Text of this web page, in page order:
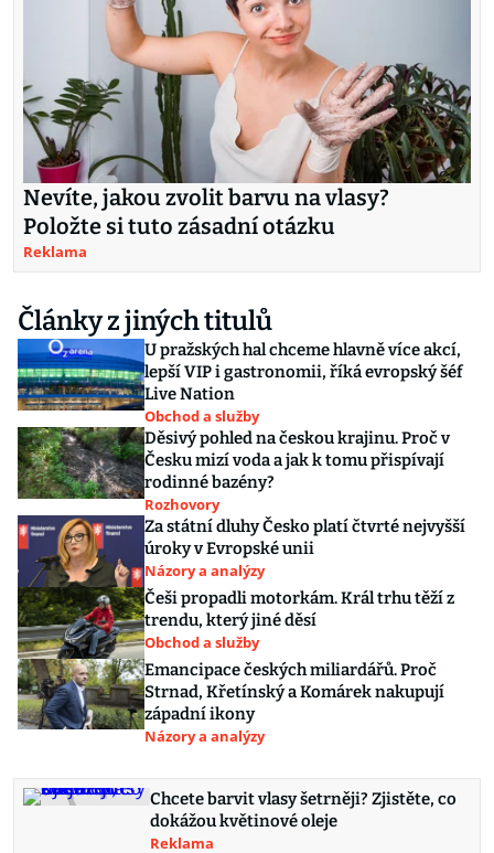
Nevíte, jakou zvolit barvu na vlasy?
Položte si tuto zásadní otázku
Reklama
Články z jiných titulů
U pražských hal chceme hlavně více akcí,
lepší VIP i gastronomii, říká evropský šéf
Live Nation
Obchod a služby
Děsivý pohled na českou krajinu. Proč v
Česku mizí voda a jak k tomu přispívají
rodinné bazény?
Rozhovory
Za státní dluhy Česko platí čtvrté nejvyšší
úroky v Evropské unii
Názory a analýzy
Češi propadli motorkám. Král trhu těží z
trendu, který jiné děsí
Obchod a služby
Emancipace českých miliardářů. Proč
Strnad, Křetínský a Komárek nakupují
západní ikony
Názory a analýzy
Chcete barvit vlasy šetrněji? Zjistěte, co
dokážou květinové oleje
Reklama